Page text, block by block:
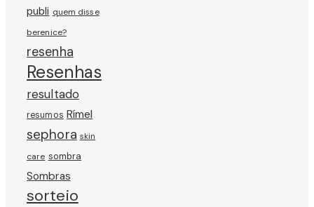
publi quem disse
berenice?
resenha
Resenhas
resultado
resumos Rímel
sephora skin
care sombra
Sombras
sorteio